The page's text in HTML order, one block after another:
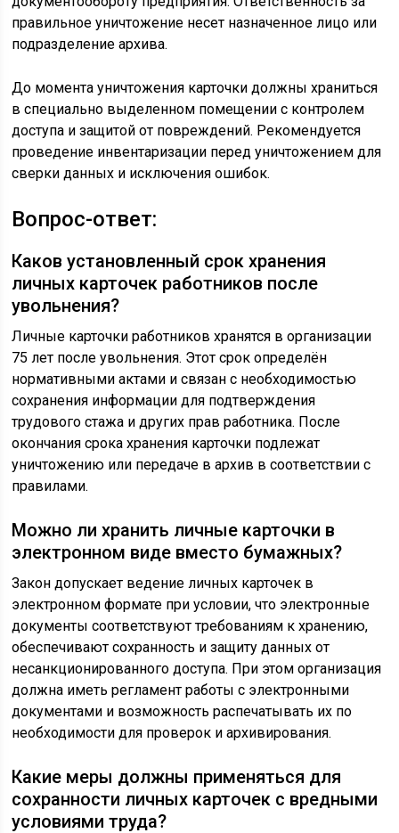
правильное уничтожение несет назначенное лицо или
подразделение архива.
До момента уничтожения карточки должны храниться
в специально выделенном помещении с контролем
доступа и защитой от повреждений. Рекомендуется
проведение инвентаризации перед уничтожением для
сверки данных и исключения ошибок.
Вопрос-ответ:
Каков установленный срок хранения
личных карточек работников после
увольнения?
Личные карточки работников хранятся в организации
75 лет после увольнения. Этот срок определён
нормативными актами и связан с необходимостью
сохранения информации для подтверждения
трудового стажа и других прав работника. После
окончания срока хранения карточки подлежат
уничтожению или передаче в архив в соответствии с
правилами.
Можно ли хранить личные карточки в
электронном виде вместо бумажных?
Закон допускает ведение личных карточек в
электронном формате при условии, что электронные
документы соответствуют требованиям к хранению,
обеспечивают сохранность и защиту данных от
несанкционированного доступа. При этом организация
должна иметь регламент работы с электронными
документами и возможность распечатывать их по
необходимости для проверок и архивирования.
Какие меры должны применяться для
сохранности личных карточек с вредными
условиями труда?